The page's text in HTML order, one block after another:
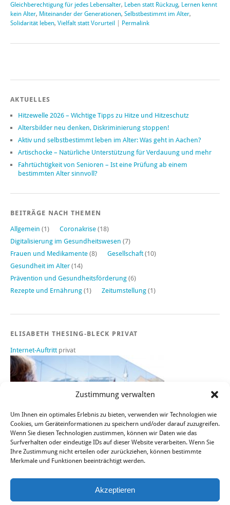
Zustimmung verwalten
Um Ihnen ein optimales Erlebnis zu bieten, verwenden wir Technologien wie
Cookies, um Geräteinformationen zu speichern und/oder darauf zuzugreifen.
Wenn Sie diesen Technologien zustimmen, können wir Daten wie das
Surfverhalten oder eindeutige IDs auf dieser Website verarbeiten. Wenn Sie
Ihre Zustimmung nicht erteilen oder zurückziehen, können bestimmte
Merkmale und Funktionen beeinträchtigt werden.
Akzeptieren
Gleichberechtigung für jedes Lebensalter, Leben statt Rückzug, Lernen kennt
kein Alter, Miteinander der Generationen, Selbstbestimmt im Alter,
Solidarität leben, Vielfalt statt Vorurteil Permalink
AKTUELLES
Hitzewelle 2026 – Wichtige Tipps zu Hitze und Hitzeschutz
Altersbilder neu denken, Diskriminierung stoppen!
Aktiv und selbstbestimmt leben im Alter: Was geht in Aachen?
Artischocke – Natürliche Unterstützung für Verdauung und mehr
Fahrtüchtigkeit von Senioren – Ist eine Prüfung ab einem
bestimmten Alter sinnvoll?
BEITRÄGE NACH THEMEN
Allgemein (1) Coronakrise (18)
Digitalisierung im Gesundheitswesen (7)
Frauen und Medikamente (8) Gesellschaft (10)
Gesundheit im Alter (14)
Prävention und Gesundheitsförderung (6)
Rezepte und Ernährung (1) Zeitumstellung (1)
ELISABETH THESING-BLECK PRIVAT
Internet-Auftritt privat